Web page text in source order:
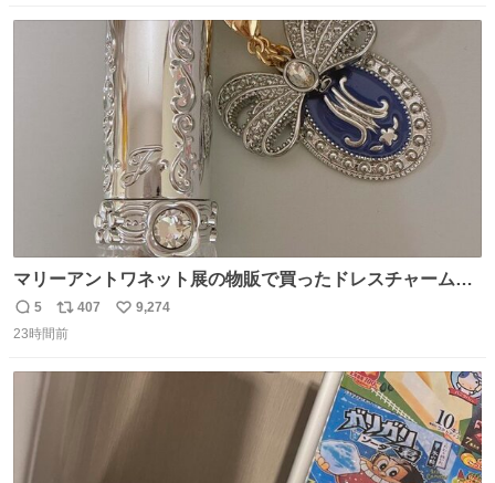
マリーアントワネット展の物販で買ったドレスチャームを
流行りのめじるしアクセサリーにして、リップにつけた
り、同じく物販で購入したシュシュにつけたりしています
返
信
5
リ
ポ
407
い
9,274
23時間前